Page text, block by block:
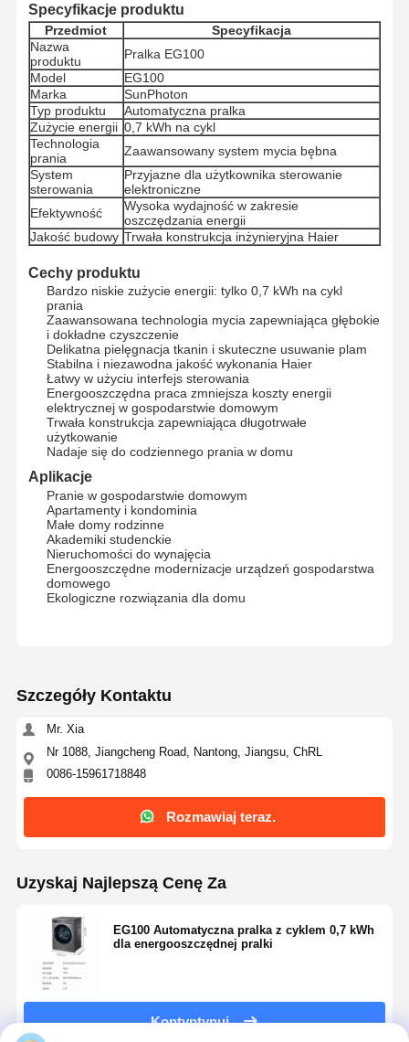
Dom Produkty O Nas
Wycieczka
Kontrola
Skontaktuj
Sprzęt domowy
Światła dekoracyjne
System energii odnawialnej
System magazynowania energii
System zarządzania energią w domu
Specyfikacje produktu
Przedmiot
Specyfikacja
Nazwa
produktu
Pralka EG100
Model
EG100
Marka
SunPhoton
Typ produktu
Automatyczna pralka
Zużycie energii 0,7 kWh na cykl
Technologia
prania
Zaawansowany system mycia bębna
System
sterowania
Przyjazne dla użytkownika sterowanie
elektroniczne
Efektywność
Wysoka wydajność w zakresie
oszczędzania energii
Jakość budowy Trwała konstrukcja inżynieryjna Haier
Cechy produktu
Bardzo niskie zużycie energii: tylko 0,7 kWh na cykl
prania
Zaawansowana technologia mycia zapewniająca głębokie
i dokładne czyszczenie
Delikatna pielęgnacja tkanin i skuteczne usuwanie plam
Stabilna i niezawodna jakość wykonania Haier
Łatwy w użyciu interfejs sterowania
Energooszczędna praca zmniejsza koszty energii
elektrycznej w gospodarstwie domowym
Trwała konstrukcja zapewniająca długotrwałe
użytkowanie
Nadaje się do codziennego prania w domu
Aplikacje
Pranie w gospodarstwie domowym
Apartamenty i kondominia
Małe domy rodzinne
Akademiki studenckie
Nieruchomości do wynajęcia
Energooszczędne modernizacje urządzeń gospodarstwa
domowego
Ekologiczne rozwiązania dla domu
Szczegóły Kontaktu
Mr. Xia
Nr 1088, Jiangcheng Road, Nantong, Jiangsu, ChRL
0086-15961718848
Rozmawiaj teraz.
Uzyskaj Najlepszą Cenę Za
EG100 Automatyczna pralka z cyklem 0,7 kWh
dla energooszczędnej pralki
Kontyntynuj